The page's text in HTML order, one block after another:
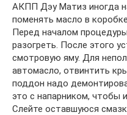
АКПП Дэу Матиз иногда
поменять масло в
Перед началом
разогреть. После этого
смотровую яму. Для
автомасло, отвинтить
поддон надо
это с напарником, чтобы
Слейте оставшуюся